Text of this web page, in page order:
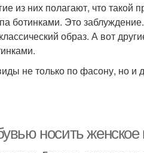
из них полагают, что такой
ботинками. Это
образ. А вот
не только по фасону, но и
носить женское